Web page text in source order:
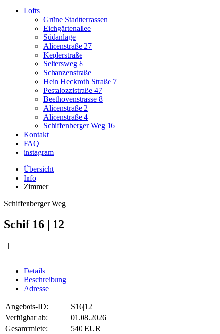
Lofts
Grüne Stadtterrassen
Eichgärtenallee
Südanlage
Alicenstraße 27
Keplerstraße
Seltersweg 8
Schanzenstraße
Hein Heckroth Straße 7
Pestalozzistraße 47
Beethovenstrasse 8
Alicenstraße 2
Alicenstraße 4
Schiffenberger Weg 16
Kontakt
FAQ
instagram
Übersicht
Info
Zimmer
Schiffenberger Weg
Schif 16 | 12
| | |
Details
Beschreibung
Adresse
Angebots-ID:
S16|12
Verfügbar ab:
01.08.2026
Gesamtmiete:
540 EUR